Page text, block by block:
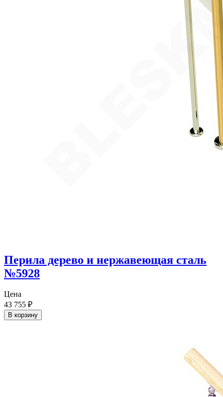
Перила дерево и нержавеющая сталь
№5928
Цена
43 755 ₽
В корзину